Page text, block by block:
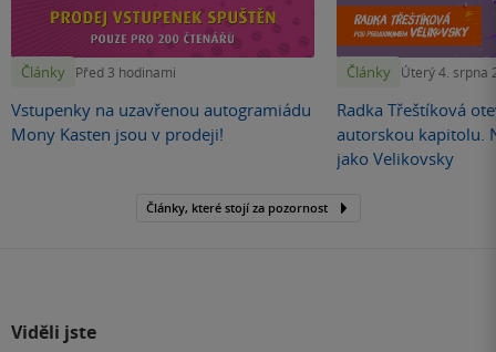
Články Před 3 hodinami
Vstupenky na uzavřenou autogramiádu
Mony Kasten jsou v prodeji!
Články Úterý 4. srpna
Radka Třeštíková
autorskou kapitolu.
jako Velikovsky
Články, které stojí za pozornost
Viděli jste